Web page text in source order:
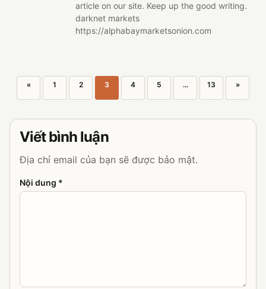
article on our site. Keep up the good writing.
darknet markets
https://alphabaymarketsonion.com
« 1 2 3 4 5 ... 13 »
Viết bình luận
Địa chỉ email của bạn sẽ được bảo mật.
Nội dung *